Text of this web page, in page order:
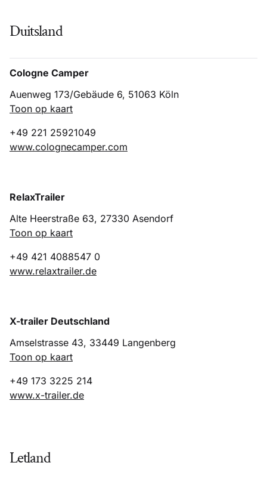
Duitsland
Cologne Camper
Auenweg 173/Gebäude 6, 51063 Köln
Toon op kaart
+49 221 25921049
www.colognecamper.com
RelaxTrailer
Alte Heerstraße 63, 27330 Asendorf
Toon op kaart
+49 421 4088547 0
www.relaxtrailer.de
X-trailer Deutschland
Amselstrasse 43, 33449 Langenberg
Toon op kaart
+49 173 3225 214
www.x-trailer.de
Letland